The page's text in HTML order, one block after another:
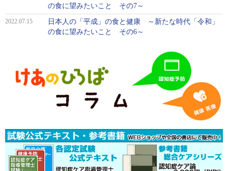
の食に望みたいこと その7～
2022.07.15
日本人の「平成」の食と健康 ～新たな時代「令和」
の食に望みたいこと その6～